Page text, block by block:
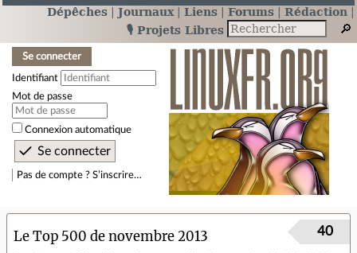
Dépêches Journaux Liens Forums
Rédaction
🎙️ Projets Libres
Se connecter
Identifiant
Mot de passe
Connexion automatique
Pas de compte ? S’inscrire…
Le Top 500 de novembre 2013 40